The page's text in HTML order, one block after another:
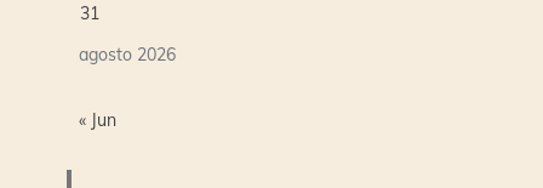
agosto 2026
31
« Jun